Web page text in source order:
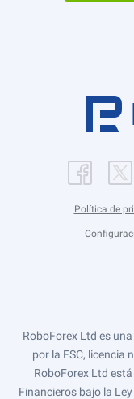
Política de
RoboForex Ltd es
por la FSC, licencia
RoboForex Ltd
Financieros bajo la